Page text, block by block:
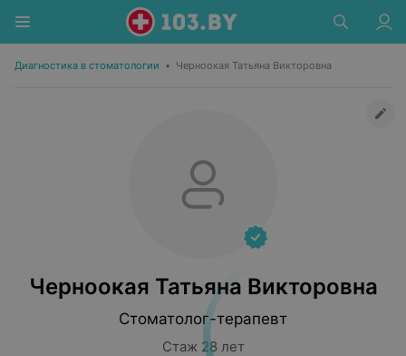
Диагностика в стоматологии • Черноокая Татьяна Викторовна
Черноокая Татьяна Викторовна
Стоматолог-терапевт
Стаж 28 лет